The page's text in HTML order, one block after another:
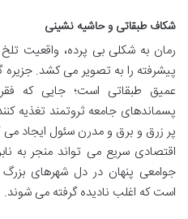
شکاف طبقاتی و حاشیه نشینی
رمان به شکلی بی پرده، واقعیت
پیشرفته را به تصویر می کشد.
عمیق طبقاتی است؛ جایی که
پسماندهای جامعه ثروتمند تغذیه
پر زرق و برق و مدرن سئول ایجاد
اقتصادی سریع می تواند منجر به
جوامعی پنهان در دل شهرهای
است که اغلب نادیده گرفته می شوند.